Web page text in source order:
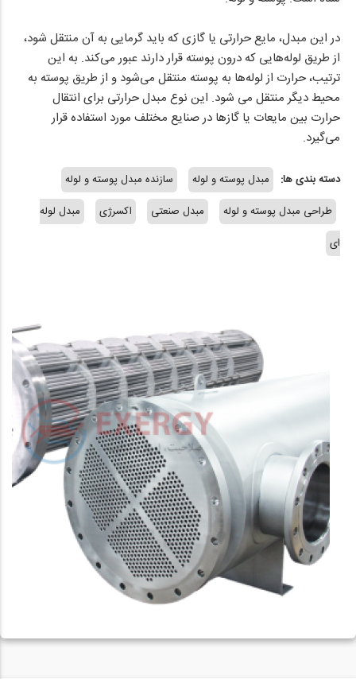
در این مبدل، مایع حرارتی یا گازی که باید گرمایی به آن منتقل شود،
از طریق لوله‌هایی که درون پوسته قرار دارند عبور می‌کند. به این
ترتیب، حرارت از لوله‌ها به پوسته منتقل می‌شود و از طریق پوسته به
محیط دیگر منتقل می شود. این نوع مبدل حرارتی برای انتقال
حرارت بین مایعات یا گازها در صنایع مختلف مورد استفاده قرار
می‌گیرد.
دسته بندی ها: مبدل پوسته و لوله
سازنده مبدل پوسته و لوله
طراحی مبدل پوسته و لوله
مبدل صنعتی اکسرژی
مبدل لوله
ای